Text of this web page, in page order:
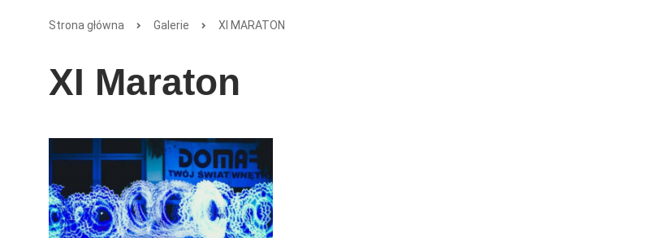
Strona główna Galerie XI MARATON
XI Maraton